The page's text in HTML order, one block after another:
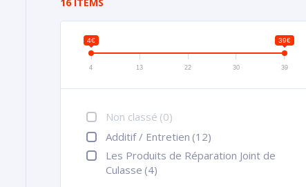
4€ 39€
4 13 22 30 39
Non classé (0)
Additif / Entretien (12)
Les Produits de Réparation Joint de
Culasse (4)